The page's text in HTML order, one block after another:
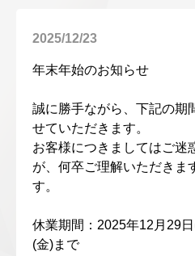
2025/12/23
年末年始のお知らせ
誠に勝手ながら、下記の期
せていただきます。
お客様につきましてはご迷
が、何卒ご理解いただきま
す。
休業期間：2025年12月29
(金)まで